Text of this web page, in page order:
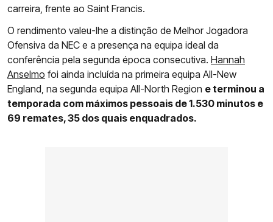
carreira, frente ao Saint Francis.
O rendimento valeu-lhe a distinção de Melhor Jogadora
Ofensiva da NEC e a presença na equipa ideal da
conferência pela segunda época consecutiva. Hannah
Anselmo foi ainda incluída na primeira equipa All-New
England, na segunda equipa All-North Region e terminou a
temporada com máximos pessoais de 1.530 minutos e
69 remates, 35 dos quais enquadrados.